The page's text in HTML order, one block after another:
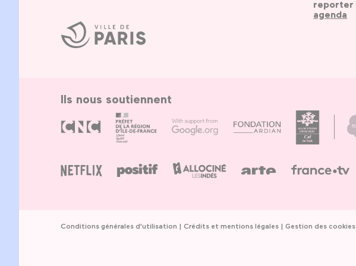
Ville
de
Paris
reporter
agenda
Ils nous soutiennent
Conditions générales d'utilisation Crédits et mentions légales Gestion des cookies